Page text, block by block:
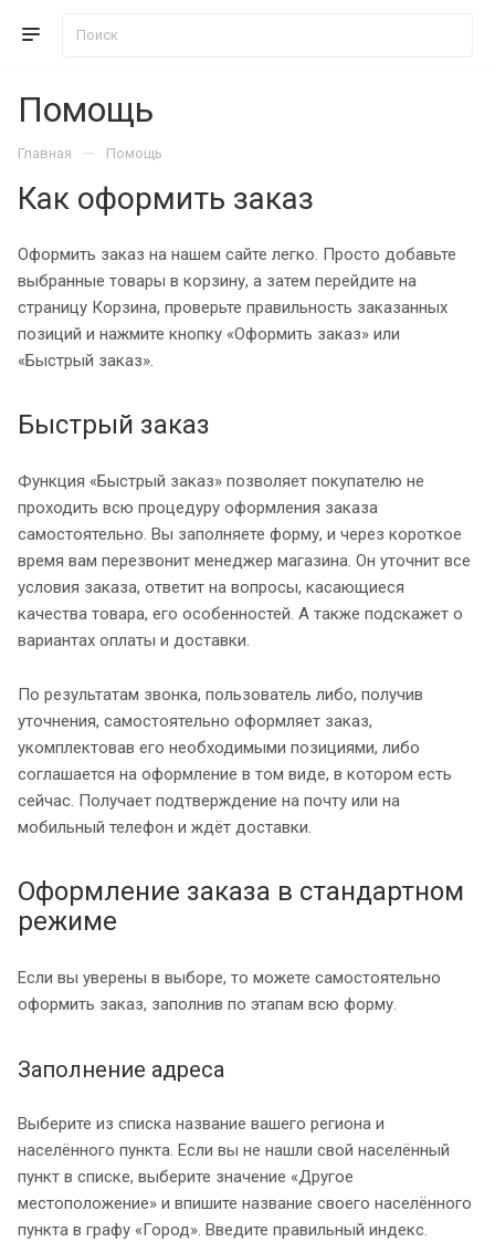
Помощь
Главная — Помощь
Как оформить заказ
Оформить заказ на нашем сайте легко. Просто добавьте
выбранные товары в корзину, а затем перейдите на
страницу Корзина, проверьте правильность заказанных
позиций и нажмите кнопку «Оформить заказ» или
«Быстрый заказ».
Быстрый заказ
Функция «Быстрый заказ» позволяет покупателю не
проходить всю процедуру оформления заказа
самостоятельно. Вы заполняете форму, и через короткое
время вам перезвонит менеджер магазина. Он уточнит все
условия заказа, ответит на вопросы, касающиеся
качества товара, его особенностей. А также подскажет о
вариантах оплаты и доставки.
По результатам звонка, пользователь либо, получив
уточнения, самостоятельно оформляет заказ,
укомплектовав его необходимыми позициями, либо
соглашается на оформление в том виде, в котором есть
сейчас. Получает подтверждение на почту или на
мобильный телефон и ждёт доставки.
Оформление заказа в стандартном
режиме
Если вы уверены в выборе, то можете самостоятельно
оформить заказ, заполнив по этапам всю форму.
Заполнение адреса
Выберите из списка название вашего региона и
населённого пункта. Если вы не нашли свой населённый
пункт в списке, выберите значение «Другое
местоположение» и впишите название своего населённого
пункта в графу «Город». Введите правильный индекс.